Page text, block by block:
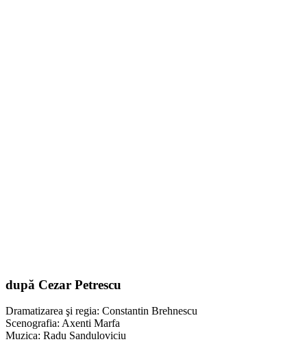
după Cezar Petrescu
Dramatizarea şi regia: Constantin Brehnescu
Scenografia: Axenti Marfa
Muzica: Radu Sanduloviciu